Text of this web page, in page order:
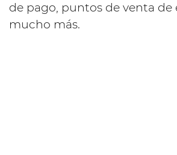
de pago, puntos de venta de
mucho más.